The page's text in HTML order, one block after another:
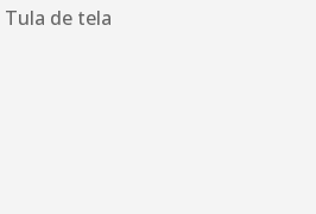
Tula de tela